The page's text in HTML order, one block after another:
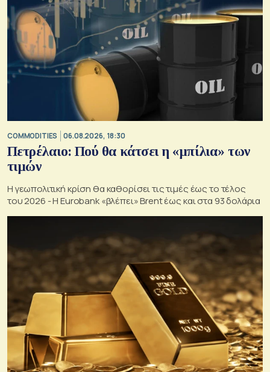
COMMODITIES 06.08.2026, 18:30
Πετρέλαιο: Πού θα κάτσει η «μπίλια» των
τιμών
Η γεωπολιτική κρίση θα καθορίσει τις τιμές έως το τέλος
του 2026 - Η Eurobank «βλέπει» Brent έως και στα 93 δολάρια